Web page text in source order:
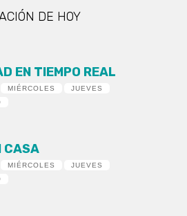
DE HOY
EN TIEMPO REAL
MIÉRCOLES
JUEVES
CASA
MIÉRCOLES
JUEVES